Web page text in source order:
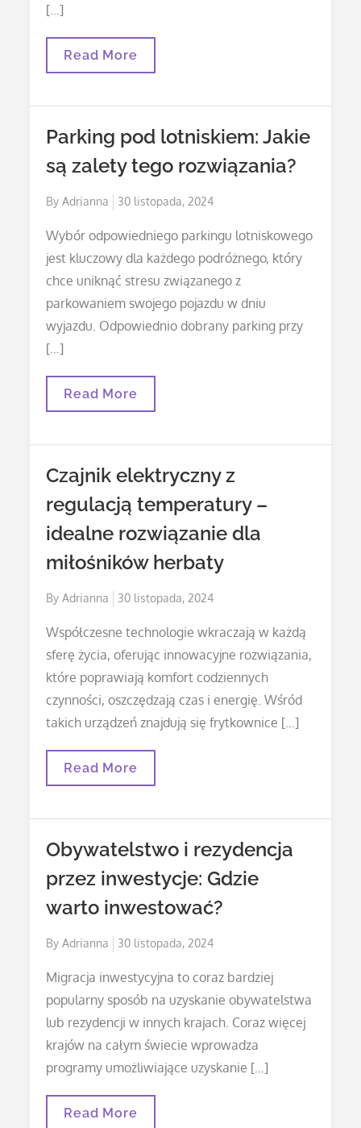
[…]
Awaryjne
Jak
Nasza
Usługa
Read More
Parking pod lotniskiem: Jakie
są zalety tego rozwiązania?
ByAdrianna
Posted
30 listopada, 2024
Wybór odpowiedniego parkingu lotniskowego
jest kluczowy dla każdego podróżnego, który
chce uniknąć stresu związanego z
parkowaniem swojego pojazdu w dniu
wyjazdu. Odpowiednio dobrany parking przy
[…]
Parking
Są
Tego
Rozwiązania?
Read More
Czajnik elektryczny z
regulacją temperatury –
idealne rozwiązanie dla
miłośników herbaty
ByAdrianna
Posted
30 listopada, 2024
Współczesne technologie wkraczają w każdą
sferę życia, oferując innowacyjne rozwiązania,
które poprawiają komfort codziennych
czynności, oszczędzają czas i energię. Wśród
takich urządzeń znajdują się frytkownice […]
Czajnik
Temperatury
Idealne
Rozwiązanie
Dla
Miłośników
Herbaty
Read More
Obywatelstwo i rezydencja
przez inwestycje: Gdzie
warto inwestować?
ByAdrianna
Posted
30 listopada, 2024
Migracja inwestycyjna to coraz bardziej
popularny sposób na uzyskanie obywatelstwa
lub rezydencji w innych krajach. Coraz więcej
krajów na całym świecie wprowadza
programy umożliwiające uzyskanie […]
Obywatelstwo
Read More